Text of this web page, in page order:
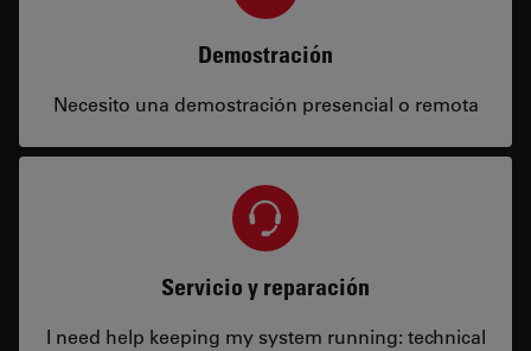
Demostración
Necesito una demostración presencial o remota
Servicio y reparación
I need help keeping my system running: technical